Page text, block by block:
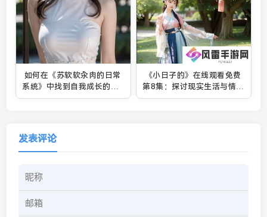
如何在《苏软软汆肉的日常
系统》中找到自我成长的秘
诀？探索苏软软的系统任务
《小日子的》在线观看免费
第8集：探讨现实生活与情感
的细腻展现，细看剧中人物
发表评论